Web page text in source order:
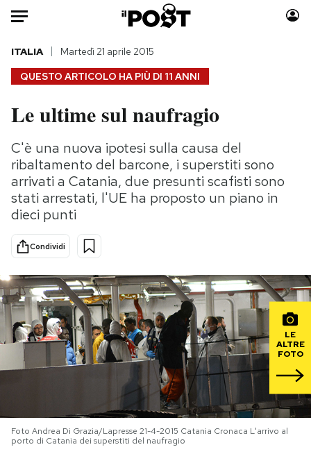
HOME
Italia
Politica
Tecnologia
Internet
Scienza
Cultura
Economia
Sport
Moda
Consumismi
Storie/Idee
Ok Boomer!
Mondiali calcio 2026
PODCAST
I MIEI PREFERITI
QUESTO ARTICOLO HA PIÙ DI 11 ANNI
ITALIA Martedì 21 aprile 2015
Le ultime sul naufragio
C'è una nuova ipotesi sulla causa del
ribaltamento del barcone, i superstiti sono
arrivati a Catania, due presunti scafisti sono
stati arrestati, l'UE ha proposto un piano in
dieci punti
Condividi
LE
ALTRE
FOTO
Foto Andrea Di Grazia/Lapresse 21-4-2015 Catania Cronaca L'arrivo al
porto di Catania dei superstiti del naufragio